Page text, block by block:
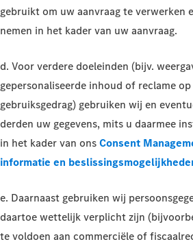
gebruikt om uw aanvraag te verwerken
nemen in het kader van uw aanvraag.
d. Voor verdere doeleinden (bijv.
gepersonaliseerde inhoud of reclame
gebruiksgedrag) gebruiken wij en
derden uw gegevens, mits u daarmee
in het kader van onsConsent
informatie en
e. Daarnaast gebruiken wij
daartoe wettelijk verplicht zijn
te voldoen aan commerciële of